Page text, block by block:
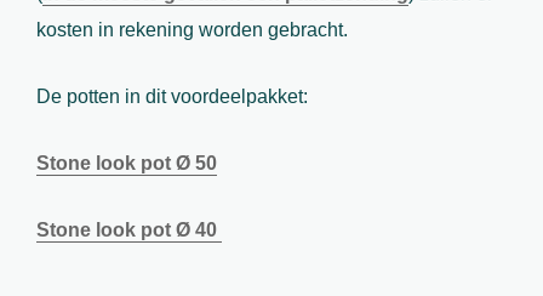
kosten in rekening worden gebracht.
De potten in dit voordeelpakket:
Stone look pot Ø 50
Stone look pot Ø 40